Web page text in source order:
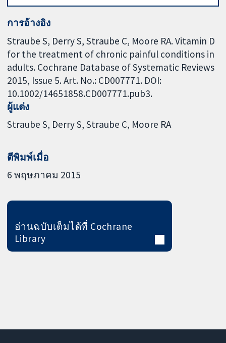
การอ้างอิง
Straube S, Derry S, Straube C, Moore RA. Vitamin D
for the treatment of chronic painful conditions in
adults. Cochrane Database of Systematic Reviews
2015, Issue 5. Art. No.: CD007771. DOI:
10.1002/14651858.CD007771.pub3.
ผู้แต่ง
Straube S Derry S Straube C Moore RA
ตีพิมพ์เมื่อ
6 พฤษภาคม 2015
อ่านฉบับเต็มได้ที่ Cochrane
Library